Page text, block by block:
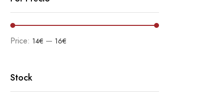
Price: 14€ — 16€
Stock